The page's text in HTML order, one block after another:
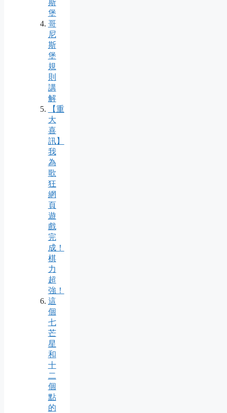
斯
堡
哥
尼
斯
堡
規
則
講
解
【重
大
喜
訊】
我
為
歌
狂
網
頁
遊
戲
完
成！
棋
力
超
強！
這
個
七
芒
星
和
十
二
個
點
的